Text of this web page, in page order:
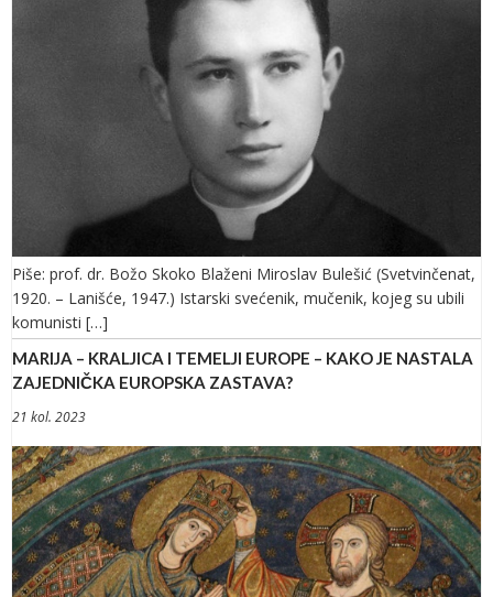
Piše: prof. dr. Božo Skoko Blaženi Miroslav Bulešić (Svetvinčenat,
1920. – Lanišće, 1947.) Istarski svećenik, mučenik, kojeg su ubili
komunisti […]
MARIJA – KRALJICA I TEMELJI EUROPE – KAKO JE NASTALA
ZAJEDNIČKA EUROPSKA ZASTAVA?
21 kol. 2023